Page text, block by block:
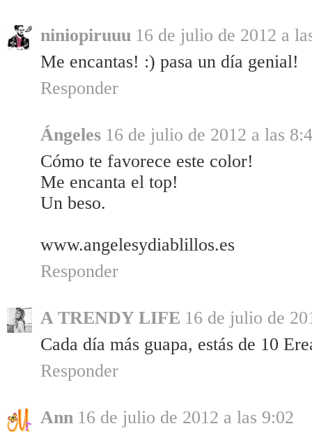
niniopiruuu 16 de julio de 2012 a
Me encantas! :) pasa un día genial!
Responder
Ángeles 16 de julio de 2012 a las
Cómo te favorece este color!
Me encanta el top!
Un beso.
www.angelesydiablillos.es
Responder
A TRENDY LIFE 16 de julio de
Cada día más guapa, estás de 10
Responder
Ann 16 de julio de 2012 a las 9:02